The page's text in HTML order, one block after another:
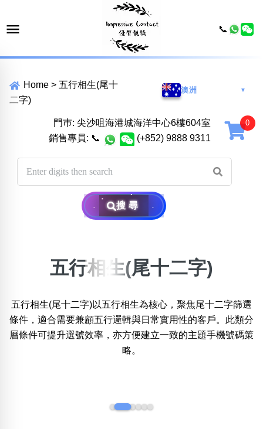
Home > 五行相生(尾十
二字)
澳洲 ▼
門巿: 尖沙咀海港城海洋中心6樓604室
銷售專員: 📞 (+852) 9888 9311
搜尋
位置:
二 三 四 五 六 七 八 九
五行相生(尾十二字)
五行相生(尾十二字)以五行相生為核心，聚焦尾十二字篩選
條件，適合需要兼顧五行邏輯與日常實用性的客戶。此類分
層條件可提升選號效率，亦方便建立一致的主題手機號碼策
略。
📞